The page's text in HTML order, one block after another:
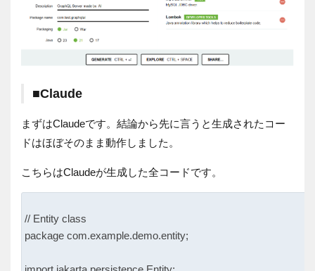
■Claude
まずはClaudeです。結論から先に言うと生成されたコー
ドはほぼそのまま動作しました。
こちらはClaudeが生成した全コードです。
// Entity class
package com.example.demo.entity;